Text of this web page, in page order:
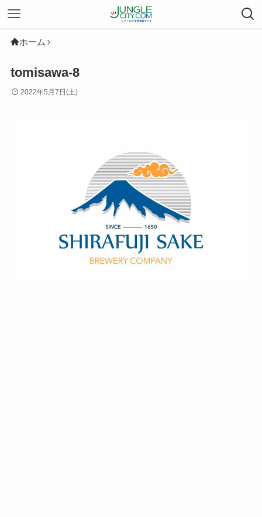
ホーム
tomisawa-8
2022年5月7日(土)